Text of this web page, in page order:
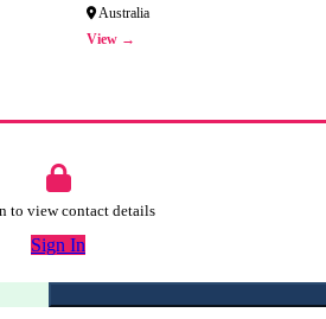
Australia
View →
to view contact details
Sign In